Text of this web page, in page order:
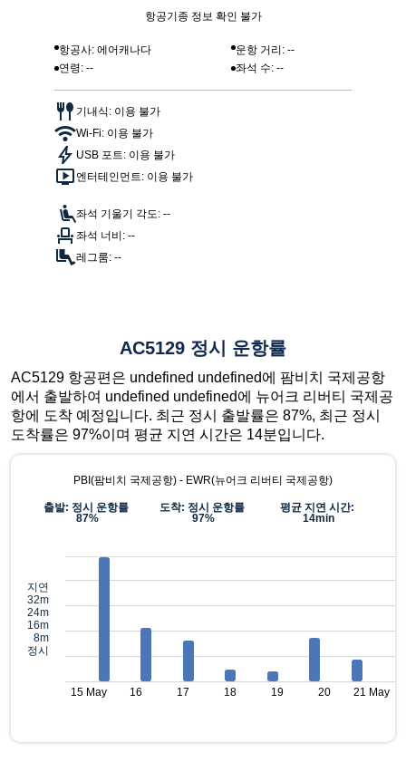
항공기종 정보 확인 불가
항공사: 에어캐나다
운항 거리: --
연령: --
좌석 수: --
기내식: 이용 불가
Wi-Fi: 이용 불가
USB 포트: 이용 불가
엔터테인먼트: 이용 불가
좌석 기울기 각도: --
좌석 너비: --
레그룸: --
AC5129 정시 운항률
AC5129 항공편은 undefined undefined에 팜비치 국제공항
에서 출발하여 undefined undefined에 뉴어크 리버티 국제공
항에 도착 예정입니다. 최근 정시 출발률은 87%, 최근 정시
도착률은 97%이며 평균 지연 시간은 14분입니다.
PBI(팜비치 국제공항) - EWR(뉴어크 리버티 국제공항)
출발: 정시 운항률
87%
도착: 정시 운항률
97%
평균 지연 시간:
14min
지연
32m
24m
16m
8m
정시
15 May 16 17 18 19 20 21 May